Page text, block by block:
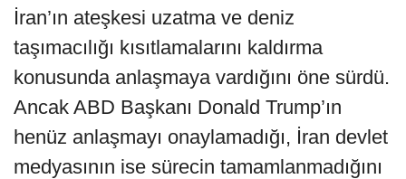
İran’ın ateşkesi uzatma ve deniz
taşımacılığı kısıtlamalarını kaldırma
konusunda anlaşmaya vardığını öne sürdü.
Ancak ABD Başkanı Donald Trump’ın
henüz anlaşmayı onaylamadığı, İran devlet
medyasının ise sürecin tamamlanmadığını